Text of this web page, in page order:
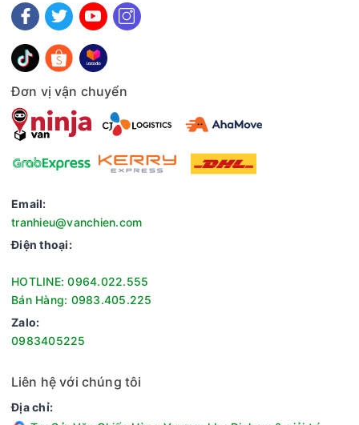
Đơn vị vận chuyển
Email:
tranhieu@vanchien.com
Điện thoại:
HOTLINE: 0964.022.555
Bán Hàng: 0983.405.225
Zalo:
0983405225
Liên hệ với chúng tôi
Địa chỉ: